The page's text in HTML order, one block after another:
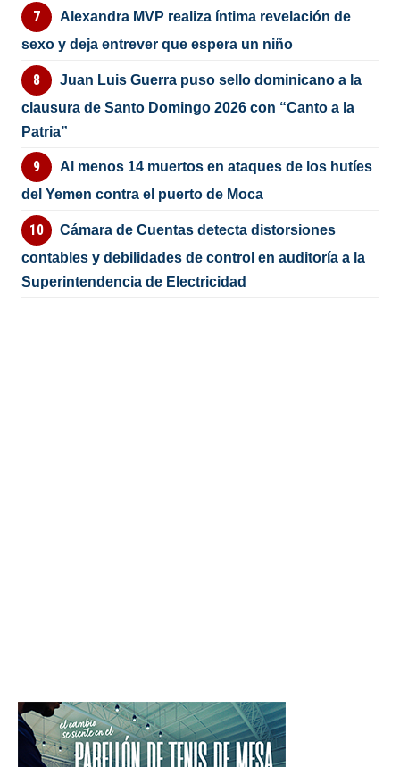
Alexandra MVP realiza íntima revelación de
sexo y deja entrever que espera un niño
Juan Luis Guerra puso sello dominicano a la
clausura de Santo Domingo 2026 con “Canto a la
Patria”
Al menos 14 muertos en ataques de los hutíes
del Yemen contra el puerto de Moca
Cámara de Cuentas detecta distorsiones
contables y debilidades de control en auditoría a la
Superintendencia de Electricidad